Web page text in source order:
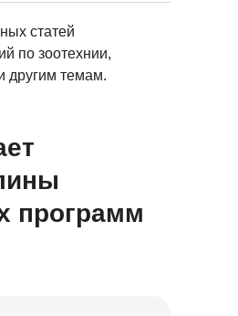
статей
по зоотехнии,
другим темам.
программ